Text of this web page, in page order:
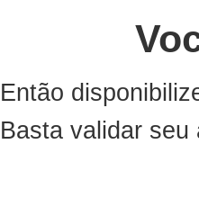
Então
Basta validar